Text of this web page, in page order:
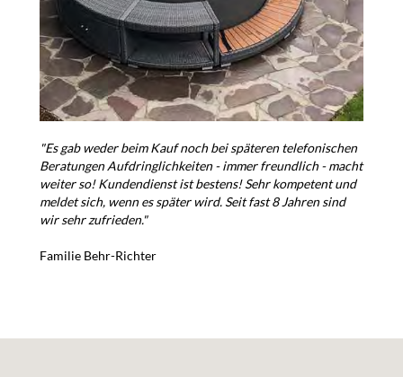
"Es gab weder beim Kauf noch bei späteren telefonischen
Beratungen Aufdringlichkeiten - immer freundlich - macht
weiter so! Kundendienst ist bestens! Sehr kompetent und
meldet sich, wenn es später wird. Seit fast 8 Jahren sind
wir sehr zufrieden."
Familie Behr-Richter